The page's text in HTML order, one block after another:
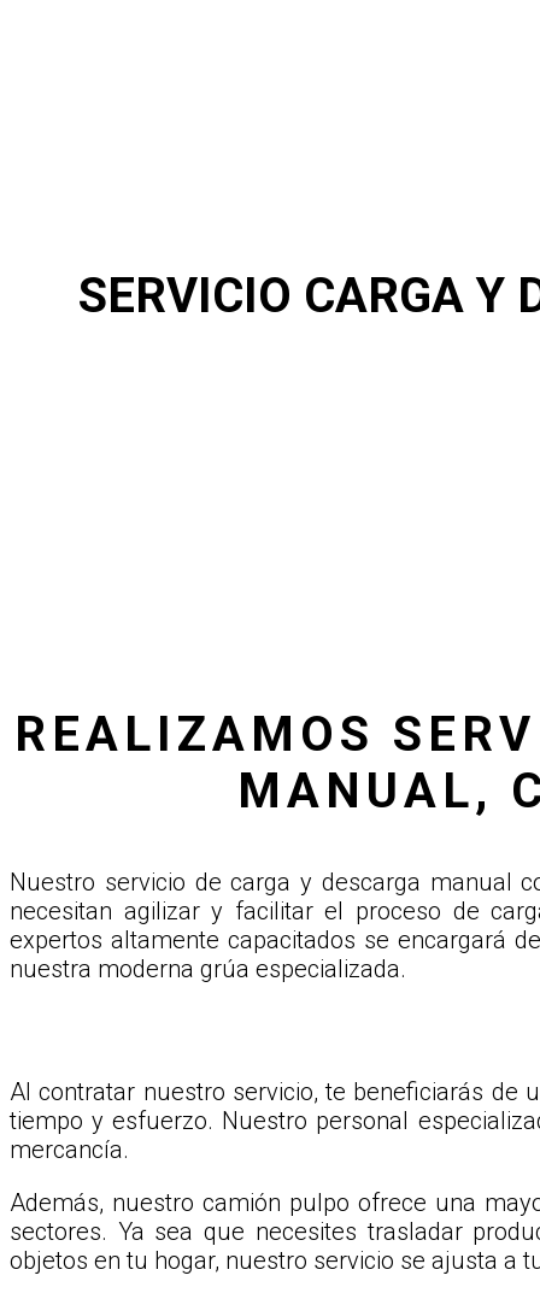
SERVICIO CARGA Y
REALIZAMOS
MANUAL,
Nuestro servicio de carga y descarga manual
necesitan agilizar y facilitar el proceso de
expertos altamente capacitados se encargará
nuestra moderna grúa especializada.
Al contratar nuestro servicio, te beneficiarás de
tiempo y esfuerzo. Nuestro personal
mercancía.
Además, nuestro camión pulpo ofrece una
sectores. Ya sea que necesites trasladar
objetos en tu hogar, nuestro servicio se ajusta a